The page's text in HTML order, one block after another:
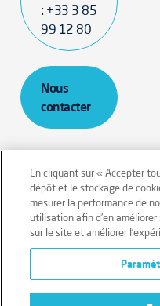
: +33 3 85
99 12 80
Nous
contacter
Mentions légales
Données personnelles
Données personnelles –
En cliquant sur « Accepter
dépôt et le stockage de
mesurer la performance de
utilisation afin d’en
sur le site et améliorer